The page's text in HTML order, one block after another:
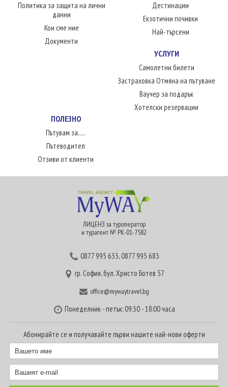
Политика за защита на лични
данни
Кои сме ние
Документи
Дестинации
Екзотични почивки
Най-търсени
УСЛУГИ
Самолетни билети
Застраховка Отмяна на пътуване
Ваучер за подарък
Хотелски резервации
ПОЛЕЗНО
Пътувам за.....
Пътеводител
Отзиви от клиенти
ЛИЦЕНЗ за туроператор
и турагент № РК-01-7582
0877 995 633,0877 995 683
гр. София, бул. Христо Ботев 57
office@mywaytravel.bg
Понеделник - петък: 09:30 - 18:00 часа
Абонирайте се и получавайте първи нашите най-нови оферти